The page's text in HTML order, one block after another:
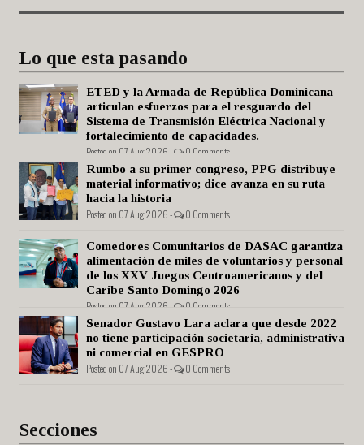
Lo que esta pasando
ETED y la Armada de República Dominicana
articulan esfuerzos para el resguardo del
Sistema de Transmisión Eléctrica Nacional y
fortalecimiento de capacidades.
Posted on 07 Aug 2026 - 0 Comments
Rumbo a su primer congreso, PPG distribuye
material informativo; dice avanza en su ruta
hacia la historia
Posted on 07 Aug 2026 - 0 Comments
Comedores Comunitarios de DASAC garantiza
alimentación de miles de voluntarios y personal
de los XXV Juegos Centroamericanos y del
Caribe Santo Domingo 2026
Posted on 07 Aug 2026 - 0 Comments
Senador Gustavo Lara aclara que desde 2022
no tiene participación societaria, administrativa
ni comercial en GESPRO
Posted on 07 Aug 2026 - 0 Comments
Secciones